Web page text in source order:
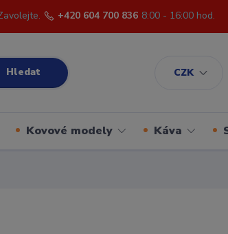
CZK
Hledat
+420 604 700 836 8:00 - 16:00 hod.
Kovové modely Káva